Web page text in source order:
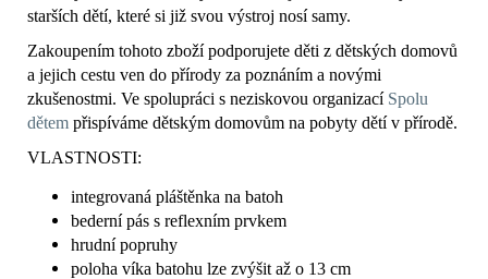
starších dětí, které si již svou výstroj nosí samy.
Zakoupením tohoto zboží podporujete děti z dětských domovů
a jejich cestu ven do přírody za poznáním a novými
zkušenostmi. Ve spolupráci s neziskovou organizací Spolu
dětem přispíváme dětským domovům na pobyty dětí v přírodě.
VLASTNOSTI:
integrovaná pláštěnka na batoh
bederní pás s reflexním prvkem
hrudní popruhy
poloha víka batohu lze zvýšit až o 13 cm